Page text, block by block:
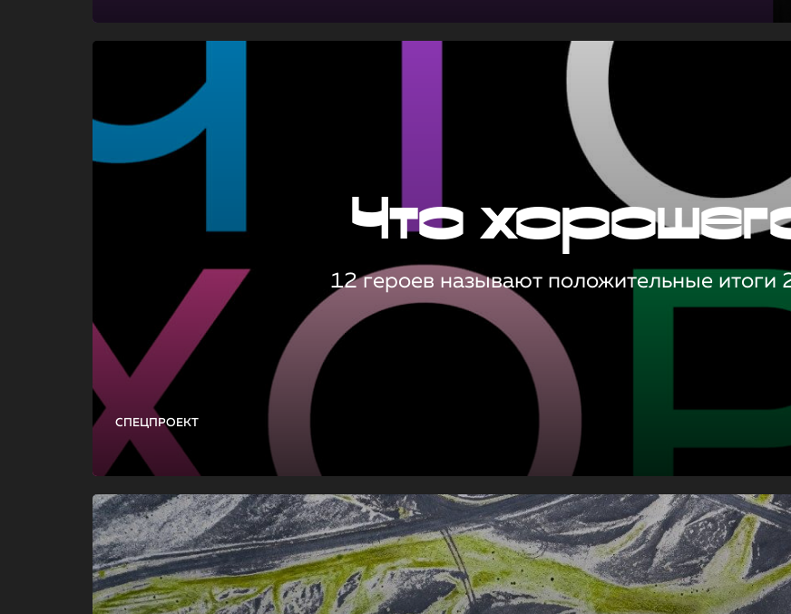
СПЕЦПРОЕКТ
Что
12 героев называют положительные итоги